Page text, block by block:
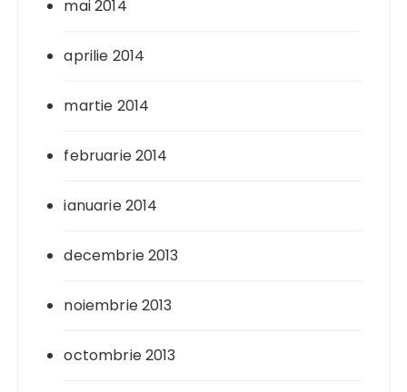
mai 2014
aprilie 2014
martie 2014
februarie 2014
ianuarie 2014
decembrie 2013
noiembrie 2013
octombrie 2013